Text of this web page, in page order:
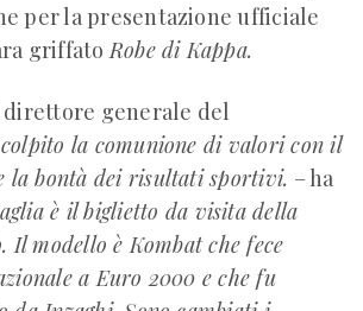
per la presentazione ufficiale
griffato Robe di Kappa.
generale del
colpito la comunione di valori con il
la bontà dei risultati sportivi. – ha
è il biglietto da visita della
Il modello è Kombat che fece
a Euro 2000 e che fu